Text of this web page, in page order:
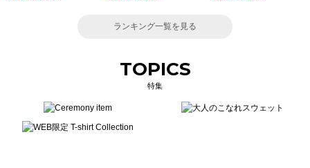
ランキング一覧を見る
TOPICS
特集